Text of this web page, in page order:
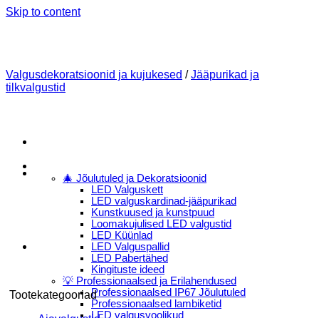
Skip to content
🎄 Jõulutuled ja Dekoratsioonid
LED Valguskett
LED valguskardinad-jääpurikad
Kunstkuused ja kunstpuud
Loomakujulised LED valgustid
LED Küünlad
LED Valguspallid
LED Pabertähed
Kingituste ideed
💡 Professionaalsed ja Erilahendused
Professionaalsed IP67 Jõulutuled
Professionaalsed lambiketid
LED valgusvoolikud
Valgusdekoratsioonid ja kujukesed / Jääpurikad ja
tilkvalgustid
Tootekategooriad